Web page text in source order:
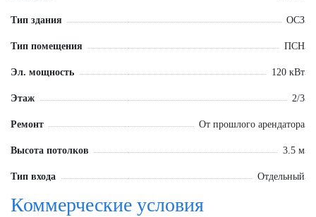
Тип здания ОСЗ
Тип помещения ПСН
Эл. мощность 120 кВт
Этаж 2/3
Ремонт От прошлого арендатора
Высота потолков 3.5 м
Тип входа Отдельный
Коммерческие условия